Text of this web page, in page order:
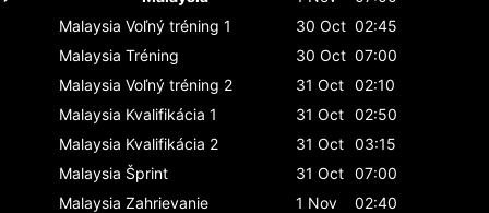
Malaysia Voľný tréning 1 30 Oct 02:45
Malaysia Tréning 30 Oct 07:00
Malaysia Voľný tréning 2 31 Oct 02:10
Malaysia Kvalifikácia 1 31 Oct 02:50
Malaysia Kvalifikácia 2 31 Oct 03:15
Malaysia Šprint 31 Oct 07:00
Malaysia Zahrievanie 1 Nov
02:40